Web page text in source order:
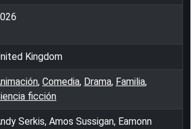
Kingdom
, Comedia, Drama, Familia,
ficción
Serkis, Amos Sussigan, Eamonn